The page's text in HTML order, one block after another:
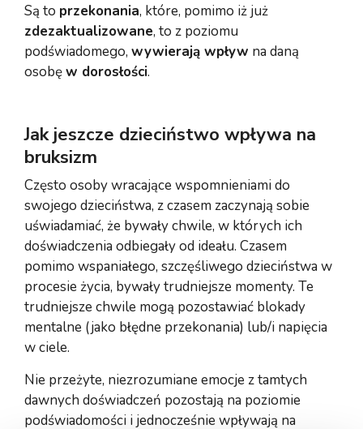
Są to przekonania, które, pomimo iż już
zdezaktualizowane, to z poziomu
podświadomego, wywierają wpływ na daną
osobęw dorosłości.
Jak jeszcze dzieciństwo wpływa na
bruksizm
Często osoby wracające wspomnieniami do
swojego dzieciństwa, z czasem zaczynają sobie
uświadamiać, że bywały chwile, w których ich
doświadczenia odbiegały od ideału. Czasem
pomimo wspaniałego, szczęśliwego dzieciństwa w
procesie życia, bywały trudniejsze momenty. Te
trudniejsze chwile mogą pozostawiać blokady
mentalne (jako błędne przekonania) lub/i napięcia
w ciele.
Nie przeżyte, niezrozumiane emocje z tamtych
dawnych doświadczeń pozostają na poziomie
podświadomości i jednocześnie wpływają na